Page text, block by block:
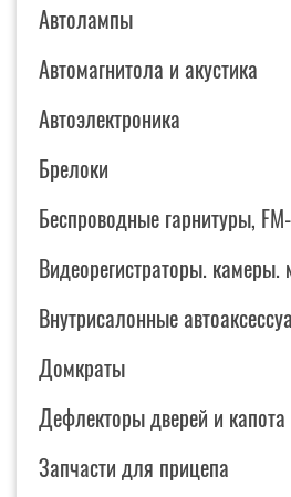
Автолампы
Автомагнитола и акустика
Автоэлектроника
Брелоки
Беспроводные гарнитуры,
Видеорегистраторы.
Внутрисалонные
Домкраты
Дефлекторы дверей и капота
Запчасти для прицепа